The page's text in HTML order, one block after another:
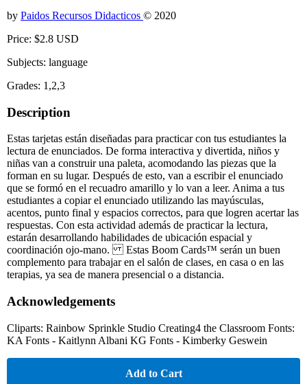
by Paidos Recursos Didacticos © 2020
Price: $2.8 USD
Subjects: language
Grades: 1,2,3
Description
Estas tarjetas están diseñadas para practicar con tus estudiantes la
lectura de enunciados. De forma interactiva y divertida, niños y
niñas van a construir una paleta, acomodando las piezas que la
forman en su lugar. Después de esto, van a escribir el enunciado
que se formó en el recuadro amarillo y lo van a leer. Anima a tus
estudiantes a copiar el enunciado utilizando las mayúsculas,
acentos, punto final y espacios correctos, para que logren acertar las
respuestas. Con esta actividad además de practicar la lectura,
estarán desarrollando habilidades de ubicación espacial y
coordinación ojo-mano. Estas Boom Cards™ serán un buen
complemento para trabajar en el salón de clases, en casa o en las
terapias, ya sea de manera presencial o a distancia.
Acknowledgements
Cliparts: Rainbow Sprinkle Studio Creating4 the Classroom Fonts:
KA Fonts - Kaitlynn Albani KG Fonts - Kimberky Geswein
Add to Cart